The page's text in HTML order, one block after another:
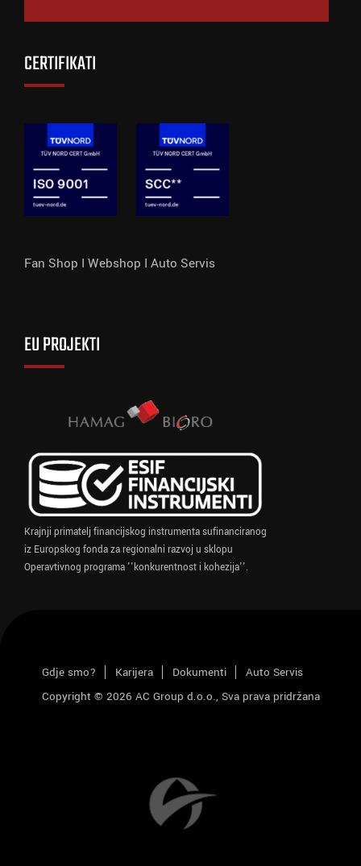
CERTIFIKATI
Fan Shop I Webshop I Auto Servis
EU PROJEKTI
Krajnji primatelj financijskog instrumenta sufinanciranog
iz Europskog fonda za regionalni razvoj u sklopu
Operavtivnog programa ''konkurentnost i kohezija''.
Gdje smo? Karijera Dokumenti
Auto Servis
Copyright © 2026 AC Group d.o.o., Sva prava pridržana